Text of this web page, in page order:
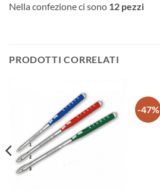
Nella confezione ci sono 12 pezzi
PRODOTTI CORRELATI
-47%